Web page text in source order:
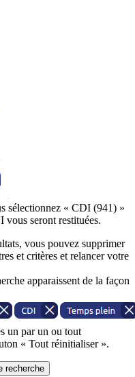
sélectionnez « CDI (941) »
vous seront restituées.
vous pouvez supprimer
et critères et relancer votre
apparaissent de la façon
un par un ou tout
« Tout réinitialiser ».
recherche